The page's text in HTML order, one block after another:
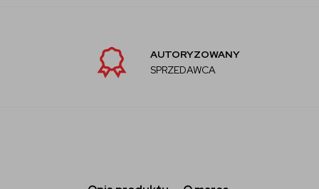
AUTORYZOWANY
SPRZEDAWCA